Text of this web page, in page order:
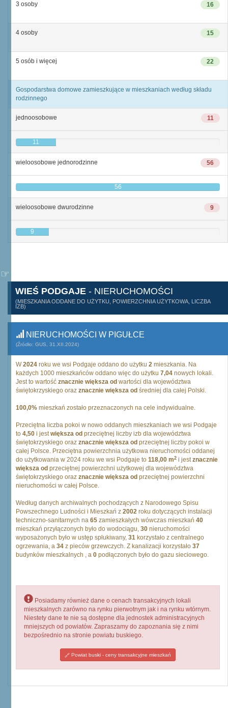
16
3 osoby
15
4 osoby
22
5 osób i więcej
Gospodarstwa domowe zamieszkujące w mieszkaniach według składu
rodzinnego
11
jednoosobowe
11
56
wieloosobowe jednorodzinne
56
9
wieloosobowe dwurodzinne
9
WIEŚ PODGAJE - NIERUCHOMOŚCI
(MIESZKANIA ODDANE DO UŻYTKU, POWIERZCHNIA UŻYTKOWA, LICZBA
IZB)
NIERUCHOMOŚCI W PIGUŁCE
(Źródło: GUS, 31.XII.2024)
W2024 roku we wsi Podgaje oddano do użytku 2 mieszkania. Na
każdych 1000 mieszkańców oddano więc do użytku 7,04 nowych lokali.
Jest to wartość znacznie większa od wartości dla województwa
świętokrzyskiego oraz znacznie większa od średniej dla całej Polski.
100,0% mieszkań zostało przeznaczonych na cele indywidualne.
Przeciętna liczba pokoi w nowo oddanych mieszkaniach we wsi Podgaje
to 4,50 i jestwiększa od przeciętnej liczby izb dla województwa
świętokrzyskiego oraz znacznie większa od przeciętnej liczby pokoi w
całej Polsce. Przeciętna powierzchnia użytkowa nieruchomości oddanej
do użytkowania w 2024 roku we wsi Podgaje to 118,00 m2 i jestznacznie
większa od przeciętnej powierzchni użytkowej dla województwa
świętokrzyskiego oraz znacznie większa od przeciętnej powierzchni
nieruchomości w całej Polsce.
Według danych archiwalnych pochodzących z Narodowego Spisu
Powszechnego Ludności i Mieszkań z 2002 roku dotyczących instalacji
techniczno-sanitarnych na 65 zamieszkałych wówczas mieszkań 40
mieszkań przyłączonych było do wodociągu, 30 nieruchomości
wyposażonych było w ustęp spłukiwany, 31 korzystało z centralnego
ogrzewania, a 34 z pieców grzewczych. Z kanalizacji korzystało 37
budynków mieszkalnych , a 0 podłączonych było do gazu sieciowego.
Posiadamy również dane o cenach transakcyjnych lokali
mieszkalnych zarówno na rynku pierwotnym jak i na rynku wtórnym.
Niestety dane te nie są dostępne dla jednostek administracyjnych
mniejszych od powiatów. Zapraszamy do zapoznania się z nimi
bezpośrednio na stronie powiatu buskiego.
Powiat buski - ceny transakcyjne mieszkań